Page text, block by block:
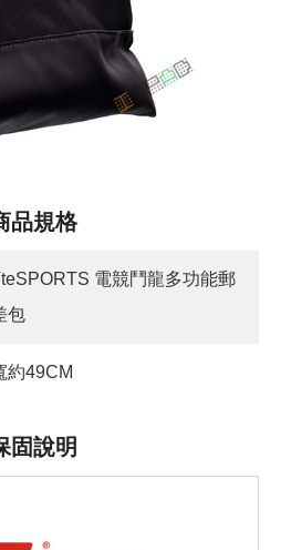
品規格
電競鬥龍多功能郵
包
約49CM
固說明